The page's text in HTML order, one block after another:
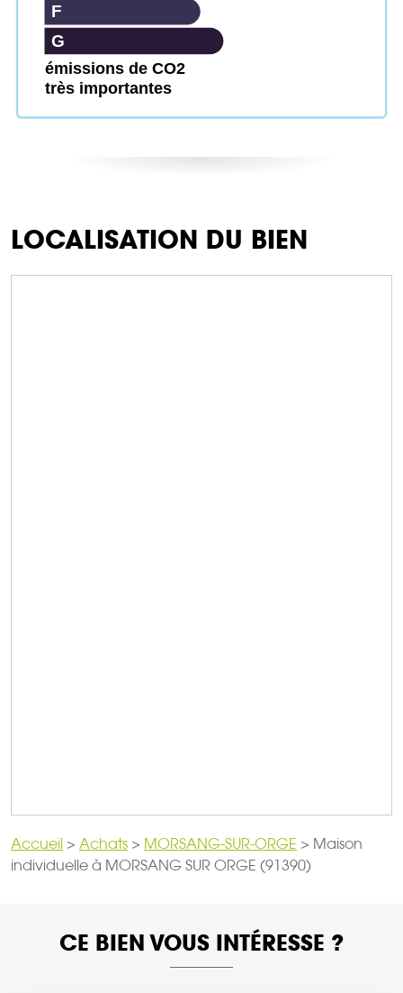
émissions de CO2
très importantes
G
F
LOCALISATION DU BIEN
Accueil > Achats > MORSANG-SUR-ORGE > Maison
individuelle à MORSANG SUR ORGE (91390)
CE BIEN VOUS INTÉRESSE ?